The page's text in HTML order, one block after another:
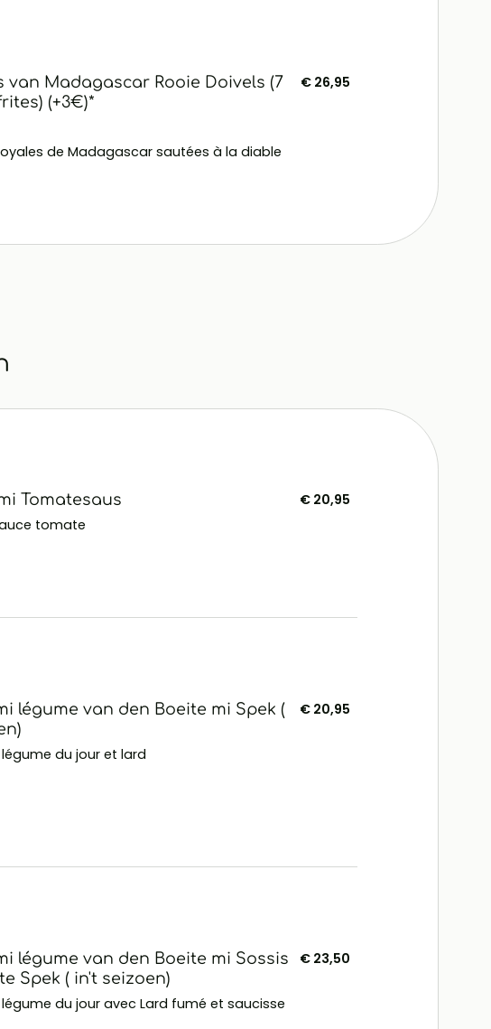
van Madagascar Rooie Doivels (7
(+3€)*
de Madagascar sautées à la diable
€ 26,95
Tomatesaus
tomate
€ 20,95
légume van den Boeite mi Spek (
du jour et lard
€ 20,95
légume van den Boeite mi Sossis
Spek ( in't seizoen)
du jour avec Lard fumé et saucisse
€ 23,50